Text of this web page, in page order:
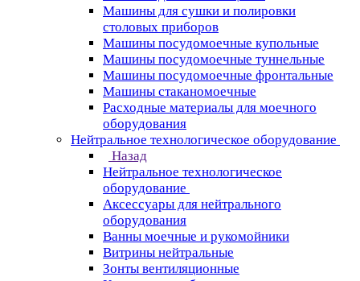
Машины для сушки и полировки
столовых приборов
Машины посудомоечные купольные
Машины посудомоечные туннельные
Машины посудомоечные фронтальные
Машины стаканомоечные
Расходные материалы для моечного
оборудования
Нейтральное технологическое оборудование
Назад
Нейтральное технологическое
оборудование
Аксессуары для нейтрального
оборудования
Ванны моечные и рукомойники
Витрины нейтральные
Зонты вентиляционные